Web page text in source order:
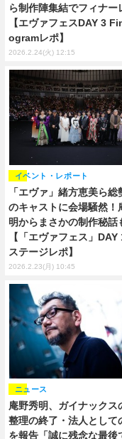
ら制作陣集結でフィナー
【エヴァフェスDAY 3
ogramレポ】
2026.2.24(火) 12:15
「エヴァ」緒方恵美ら総
のキャストに会場騒然！
明からまさかの制作秘話
【「エヴァフェス」DAY
ステージレポ】
イベント・レポート
2026.2.23(月) 10:45
庵野秀明、ガイナックス
整理の終了・法人として
を報告「誠に残念な最後
ニュース